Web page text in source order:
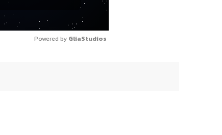
Powered by GliaStudios